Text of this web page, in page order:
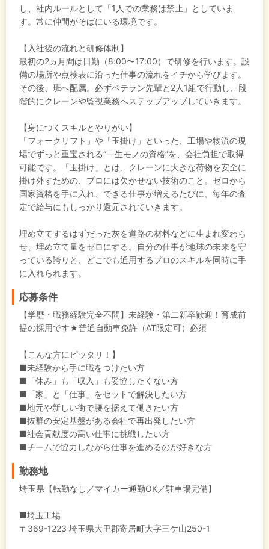
し、社内ルールとして「1人での業務は禁止」としていま
す。常に仲間がそばにいる環境です。
【入社後の流れと研修体制】
最初の2ヵ月間は日勤（8:00〜17:00）で研修を行います。設
備の場所や点検表に沿った仕事の流れをイチから学びます。
その後、班へ配属。必ずベテラン先輩と2人1組で行動し、段
階的にクレーンや監視業務へステップアップしていきます。
【身につくスキルとやりがい】
「フォークリフト」や「玉掛け」といった、工場や物流の現
場でずっと重宝される“一生モノの資格”を、会社負担で取得
可能です。「玉掛け」とは、クレーンに大きな荷物を安全に
掛け外すための、プロには欠かせない技術のこと。ゼロから
国家資格を手に入れ、できる仕事が増えるたびに、毎年の査
定で給与にもしっかり還元されていきます。
埋め立てするはずだった灰を道路の材料などに生まれ変わら
せ、埋め立て量をゼロにする。自分の仕事が地球の未来を守
っている誇りと、どこでも通用するプロのスキルを同時に手
に入れられます。
応募条件
【学歴・職務経験完全不問】未経験・第二新卒歓迎！育成前
提の採用です★普通自動車免許（AT限定可）必須
【こんな方にピッタリ！】
■未経験から手に職をつけたい方
■「休み」も「収入」も妥協したくない方
■「家」と「仕事」をセットで解決したい方
■地元や新しい街で腰を据えて働きたい方
■抜群の安定基盤がある会社で再出発したい方
■社会貢献度の高い仕事に挑戦したい方
■チームで協力しながら仕事を進めるのが好きな方
勤務地
埼玉県【転勤なし／マイカー通勤OK／駐車場完備】
■埼玉工場
〒369-1223 埼玉県大里郡寄居町大字三ケ山250-1